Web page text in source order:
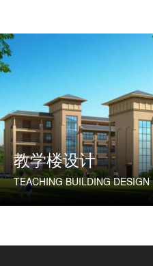
教学楼设计
TEACHING BUILDING DESIGN